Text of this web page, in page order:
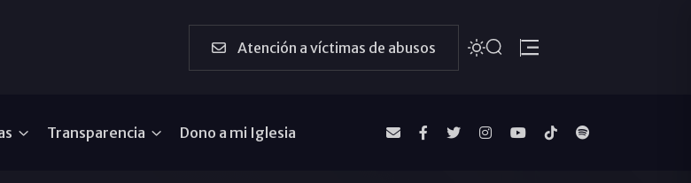
Atención a víctimas de abusos
Transparencia Dono a mi Iglesia